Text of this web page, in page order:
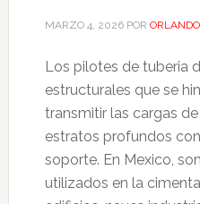
MARZO 4, 2026POR
Los pilotes de tuberia
estructurales que se
transmitir las cargas
estratos profundos
soporte. En Mexico,
utilizados en la